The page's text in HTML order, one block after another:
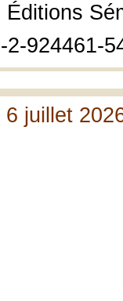
Éditions
2-924461-
juillet